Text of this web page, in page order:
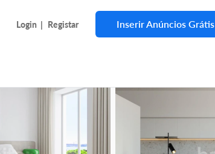
Login | Registar Inserir Anúncios Grátis